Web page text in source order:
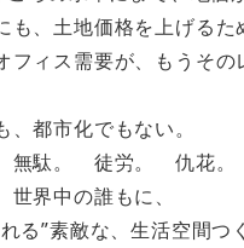
、土地価格を上げるた
ィス需要が、もうその
都市化でもない。
無駄。 徒労。 仇花。
界中の誰もに、
る”素敵な、生活空間つ